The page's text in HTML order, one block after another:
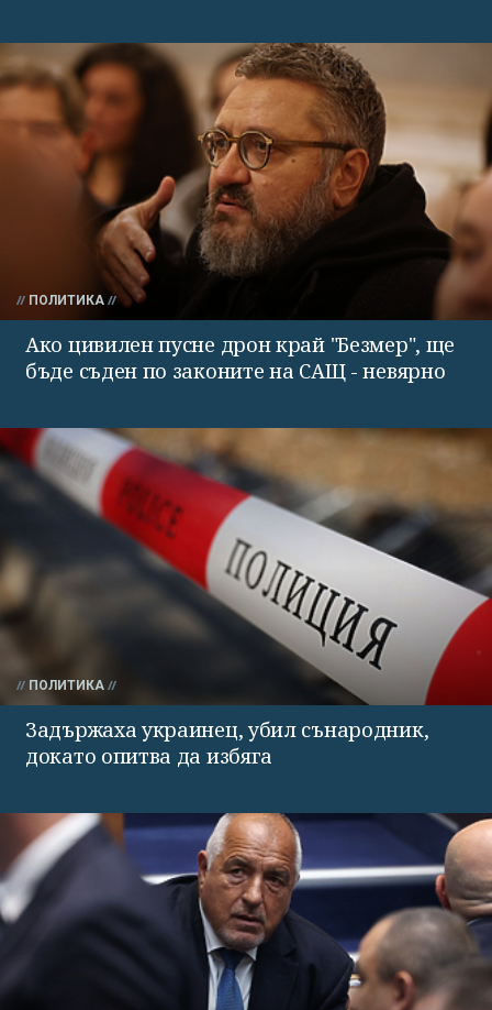
ПОЛИТИКА
Ако цивилен пусне дрон край "Безмер", ще
бъде съден по законите на САЩ - невярно
ПОЛИТИКА
Задържаха украинец, убил сънародник,
докато опитва да избяга